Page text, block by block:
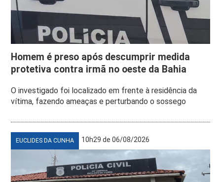
Homem é preso após descumprir medida
protetiva contra irmã no oeste da Bahia
O investigado foi localizado em frente à residência da
vítima, fazendo ameaças e perturbando o sossego
EUCLIDES DA CUNHA 10h29 de 06/08/2026